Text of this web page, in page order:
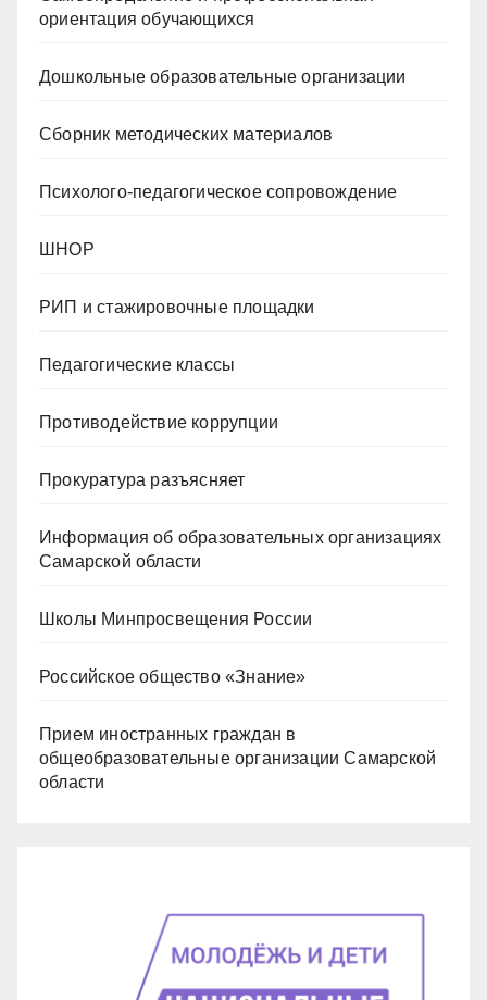
ориентация обучающихся
Дошкольные образовательные организации
Сборник методических материалов
Психолого-педагогическое сопровождение
ШНОР
РИП и стажировочные площадки
Педагогические классы
Противодействие коррупции
Прокуратура разъясняет
Информация об образовательных организациях
Самарской области
Школы Минпросвещения России
Российское общество «Знание»
Прием иностранных граждан в
общеобразовательные организации Самарской
области